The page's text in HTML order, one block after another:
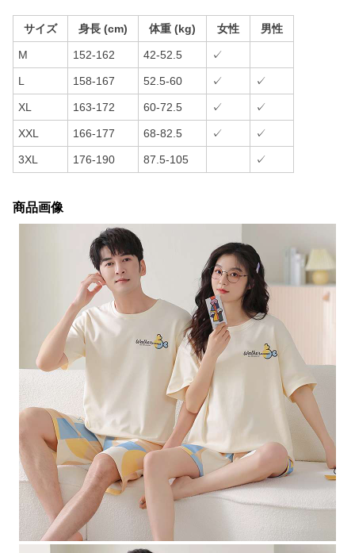
サイズ 身長 (cm) 体重 (kg) 女性 男性
M 152-162 42-52.5 ✓
L 158-167 52.5-60 ✓ ✓
XL 163-172 60-72.5 ✓ ✓
XXL 166-177 68-82.5 ✓ ✓
3XL 176-190 87.5-105 ✓
商品画像